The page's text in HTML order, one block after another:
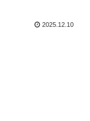
2025.12.10